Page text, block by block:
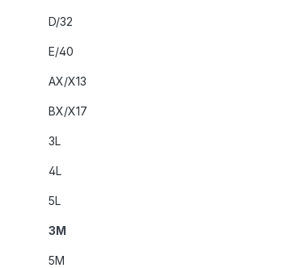
D/32
E/40
AX/X13
BX/X17
3L
4L
5L
3M
5M